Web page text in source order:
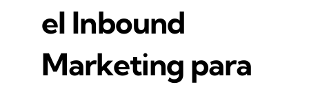
el Inbound
Marketing para